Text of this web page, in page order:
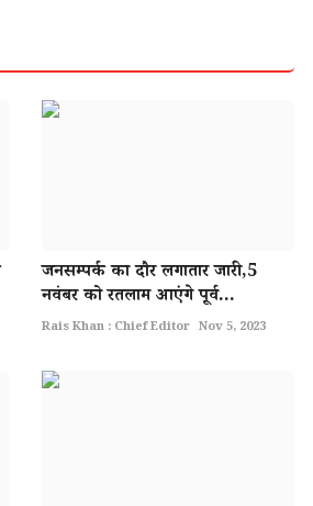
जनसम्पर्क का दौर लगातार जारी,5
नवंबर को रतलाम आएंगे पूर्व...
Rais Khan : Chief Editor Nov 5, 2023